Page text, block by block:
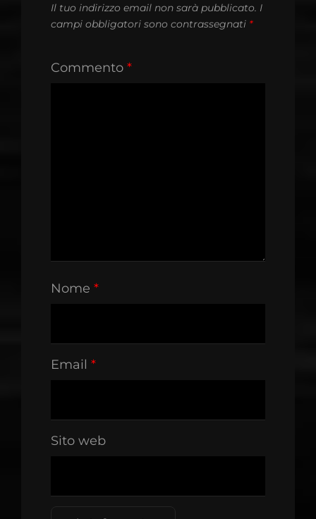
Il tuo indirizzo email non sarà pubblicato. I
campi obbligatori sono contrassegnati *
Commento *
Nome *
Email *
Sito web